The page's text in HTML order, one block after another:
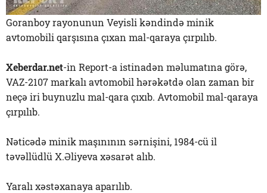
Goranboy rayonunun Veyisli kəndində minik
avtomobili qarşısına çıxan mal-qaraya çırpılıb.
Xeberdar.net-in Report-a istinadən məlumatına görə,
VAZ-2107 markalı avtomobil hərəkətdə olan zaman bir
neçə iri buynuzlu mal-qara çıxıb. Avtomobil mal-qaraya
çırpılıb.
Nəticədə minik maşınının sərnişini, 1984-cü il
təvəllüdlü X.Əliyeva xəsarət alıb.
Yaralı xəstəxanaya aparılıb.